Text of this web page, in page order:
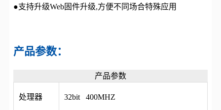
●支持升级Web固件升级,方便不同场合特殊应用
产品参数：
产品参数
处理器 32bit 400MHZ